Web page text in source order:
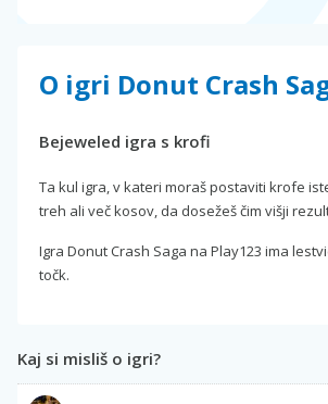
O igri Donut Crash
Bejeweled igra s krofi
Ta kul igra, v kateri moraš postaviti krofe
treh ali več kosov, da dosežeš čim višji
Igra Donut Crash Saga na Play123 ima
točk.
Kaj si misliš o igri?